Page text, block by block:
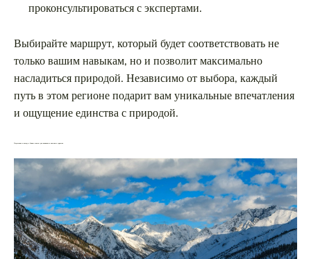
проконсультироваться с экспертами.
Выбирайте маршрут, который будет соответствовать не
только вашим навыкам, но и позволит максимально
насладиться природой. Независимо от выбора, каждый
путь в этом регионе подарит вам уникальные впечатления
и ощущение единства с природой.
Подготовка к походу в Саяны: советы для новичков и опытных туристов